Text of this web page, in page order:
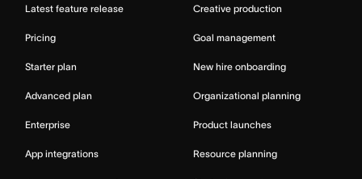
Latest feature release
Pricing
Starter plan
Advanced plan
Enterprise
App integrations
Creative production
Goal management
New hire onboarding
Organizational planning
Product launches
Resource planning